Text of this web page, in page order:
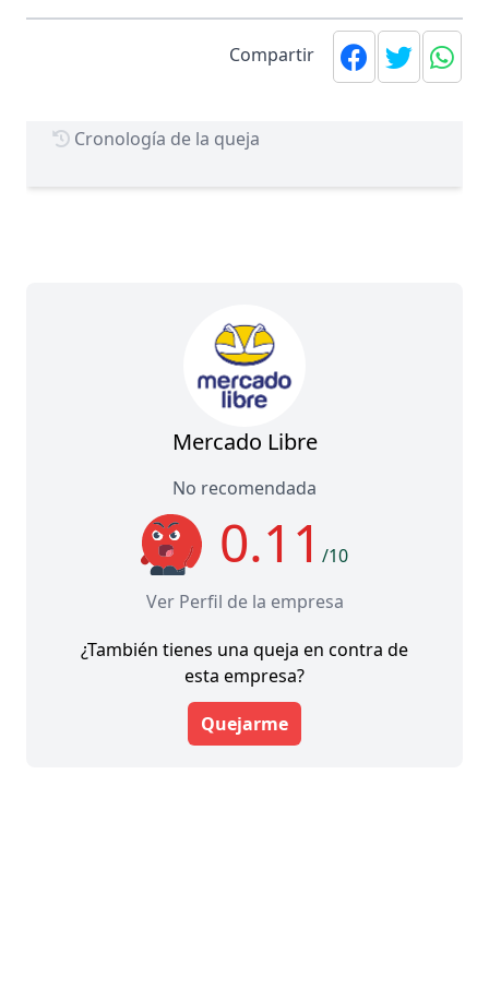
Compartir
Cronología de la queja
Mercado Libre
No recomendada
0.11 /10
Ver Perfil de la empresa
¿También tienes una queja en contra de
esta empresa?
Quejarme